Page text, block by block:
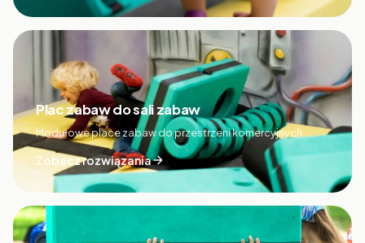
Plac zabaw do sali zabaw
Modułowe place zabaw do przestrzeni komercyjnych
Zobacz rozwiązania